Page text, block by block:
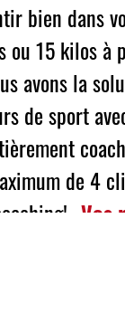
bien dans
ou 15 kilos à
avons la
de sport
de 4
Vos